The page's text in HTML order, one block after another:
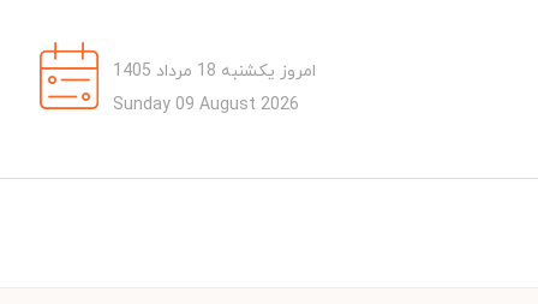
امروز یکشنبه 18 مرداد 1405
Sunday 09 August 2026